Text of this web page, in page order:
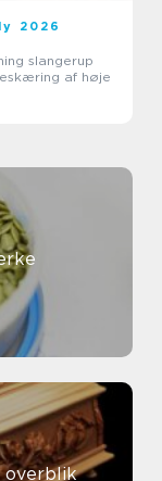
2026
slangerup
af høje